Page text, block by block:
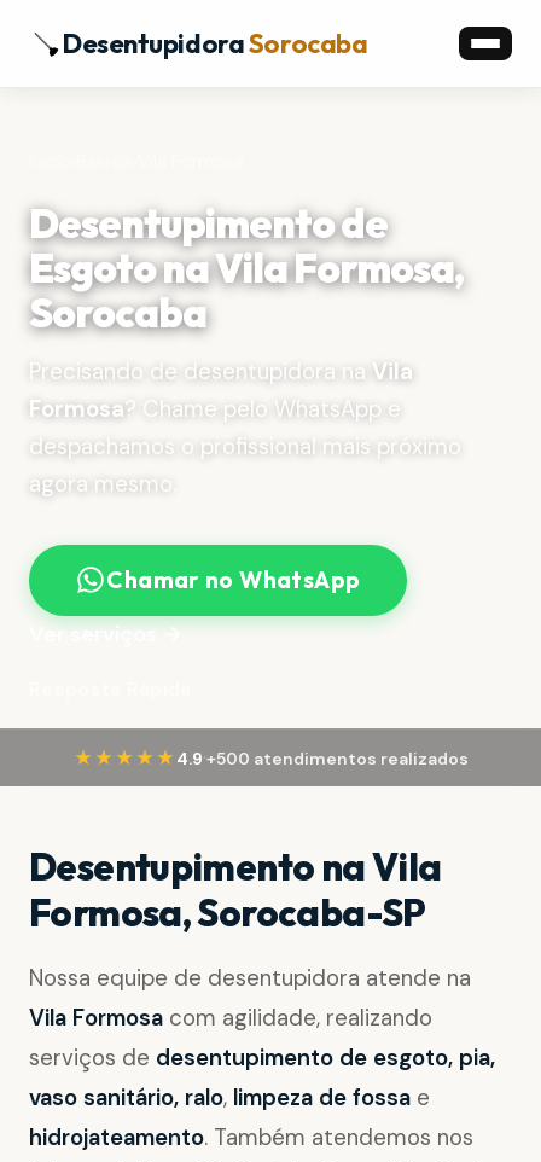
DesentupidoraSorocaba
Desentupimento de
Esgoto na Vila Formosa,
Sorocaba
Precisando de desentupidora na Vila
Formosa? Chame pelo WhatsApp e
despachamos o profissional mais próximo
agora mesmo.
Chamar no WhatsApp
Ver serviços →
★★★★★ 4.9·+500 atendimentos realizados
Desentupimento na Vila
Formosa, Sorocaba-SP
Nossa equipe de desentupidora atende na
Vila Formosa com agilidade, realizando
serviços de desentupimento de esgoto, pia,
vaso sanitário, ralo, limpeza de fossa e
hidrojateamento. Também atendemos nos